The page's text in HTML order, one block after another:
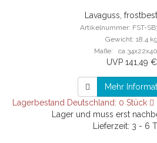
Lavaguss,
Artikelnummer: FST-
Gewicht: 18.4 kg
Maße:
UVP 141,49 €
Mehr
Lagerbestand Deutschland: 0 Stück
Lager und muss erst
Lieferzeit: 3 - 6